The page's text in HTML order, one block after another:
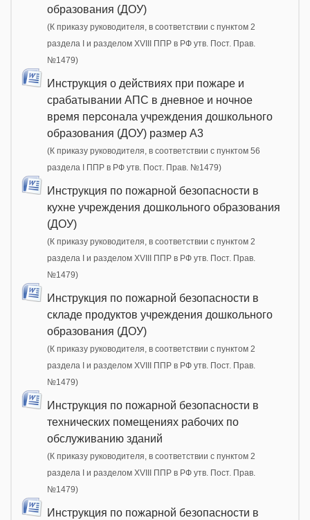
образования (ДОУ)
(К приказу руководителя, в соответствии с пунктом 2
раздела I и разделом XVIII ППР в РФ утв. Пост. Прав.
№1479)
Инструкция о действиях при пожаре и
срабатывании АПС в дневное и ночное
время персонала учреждения дошкольного
образования (ДОУ) размер А3
(К приказу руководителя, в соответствии с пунктом 56
раздела I ППР в РФ утв. Пост. Прав. №1479)
Инструкция по пожарной безопасности в
кухне учреждения дошкольного образования
(ДОУ)
(К приказу руководителя, в соответствии с пунктом 2
раздела I и разделом XVIII ППР в РФ утв. Пост. Прав.
№1479)
Инструкция по пожарной безопасности в
складе продуктов учреждения дошкольного
образования (ДОУ)
(К приказу руководителя, в соответствии с пунктом 2
раздела I и разделом XVIII ППР в РФ утв. Пост. Прав.
№1479)
Инструкция по пожарной безопасности в
технических помещениях рабочих по
обслуживанию зданий
(К приказу руководителя, в соответствии с пунктом 2
раздела I и разделом XVIII ППР в РФ утв. Пост. Прав.
№1479)
Инструкция по пожарной безопасности в